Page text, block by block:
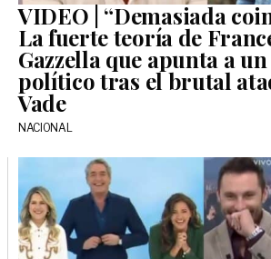
VIDEO | “Demasiada
La fuerte teoría de
Gazzella que apunta a
político tras el brutal
Vade
NACIONAL